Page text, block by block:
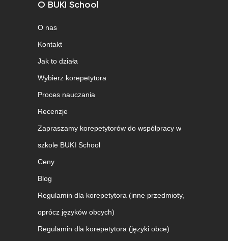
O BUKI School
O nas
Kontakt
Jak to działa
Wybierz korepetytora
Proces nauczania
Recenzje
Zapraszamy korepetytorów do współpracy w
szkole BUKI School
Ceny
Blog
Regulamin dla korepetytora (inne przedmioty,
oprócz języków obcych)
Regulamin dla korepetytora (języki obce)